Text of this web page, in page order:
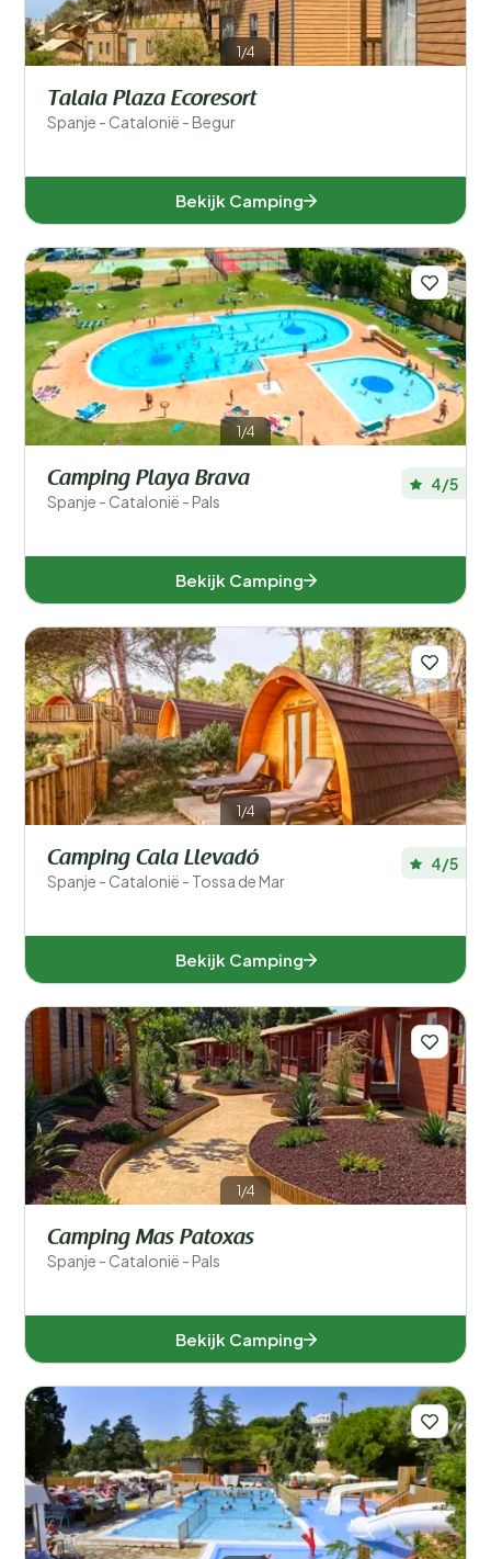
1/4
Talaia Plaza Ecoresort
Spanje - Catalonië - Begur
Bekijk Camping
1/4
Camping Playa Brava
Spanje - Catalonië - Pals
4/5
Bekijk Camping
1/4
Camping Cala Llevadó
Spanje - Catalonië - Tossa de Mar
4/5
Bekijk Camping
1/4
Camping Mas Patoxas
Spanje - Catalonië - Pals
Bekijk Camping